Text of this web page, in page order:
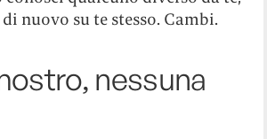
nuovo su te stesso. Cambi.
nessuna